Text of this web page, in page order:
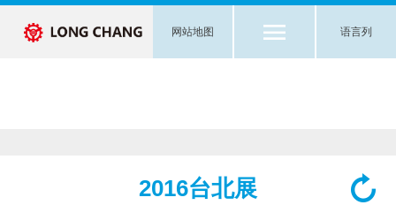
语言列
网站地图
2016台北展